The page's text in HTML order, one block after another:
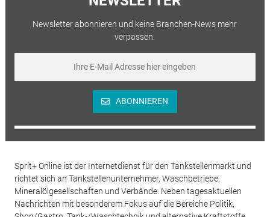
Newsletter abonnieren und keine Branchen-News mehr
verpassen.
ABONNIEREN
Sprit+ Online ist der Internetdienst für den Tankstellenmarkt und
richtet sich an Tankstellenunternehmer, Waschbetriebe,
Mineralölgesellschaften und Verbände. Neben tagesaktuellen
Nachrichten mit besonderem Fokus auf die Bereiche Politik,